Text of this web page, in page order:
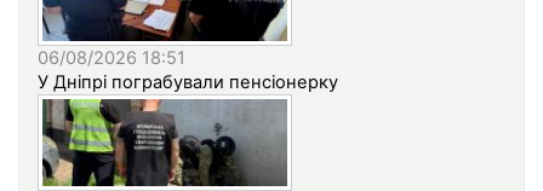
06/08/2026 18:51
У Дніпрі пограбували пенсіонерку